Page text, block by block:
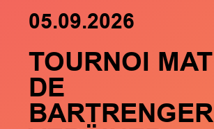
05.09.2026
TOURNOI MAT
DE
BARTRENGER